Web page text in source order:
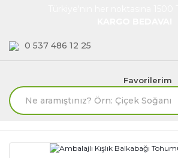
0 537 486 12 25
Favorilerim